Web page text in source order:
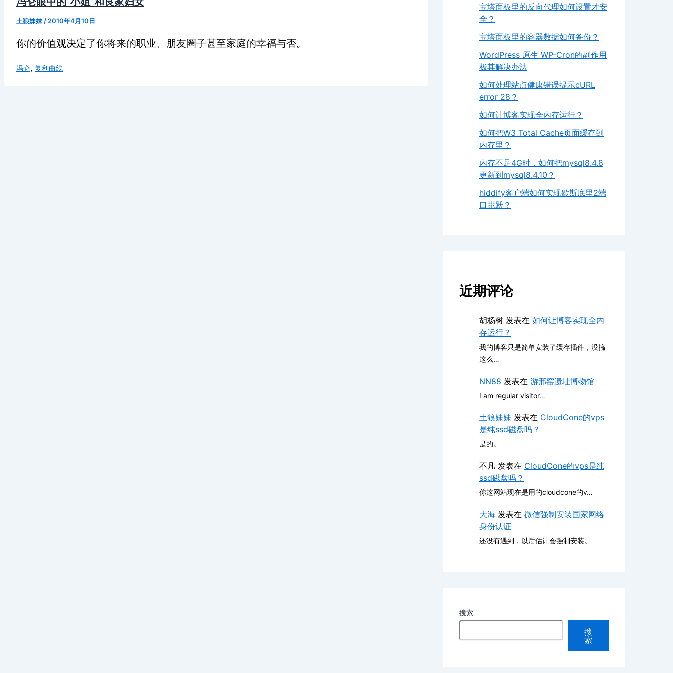
土狼妹妹 / 2010年4月10日
你的价值观决定了你将来的职业、朋友圈子甚至家庭的幸福与否。
冯仑, 复利曲线
宝塔面板里的反向代理如何设置才安
全？
宝塔面板里的容器数据如何备份？
WordPress 原生 WP-Cron的副作用
极其解决办法
如何处理站点健康错误提示cURL
error 28？
如何让博客实现全内存运行？
如何把W3 Total Cache页面缓存到
内存里？
内存不足4G时，如何把mysql8.4.8
更新到mysql8.4.10？
hiddify客户端如何实现歇斯底里2端
口跳跃？
近期评论
胡杨树 发表在 如何让博客实现全内
存运行？
我的博客只是简单安装了缓存插件，没搞
这么…
NN88 发表在 游邢窑遗址博物馆
I am regular visitor…
土狼妹妹 发表在 CloudCone的vps
是纯ssd磁盘吗？
是的。
不凡 发表在 CloudCone的vps是纯
ssd磁盘吗？
你这网站现在是用的cloudcone的v…
大海 发表在 微信强制安装国家网络
身份认证
还没有遇到，以后估计会强制安装。
搜索
搜
索